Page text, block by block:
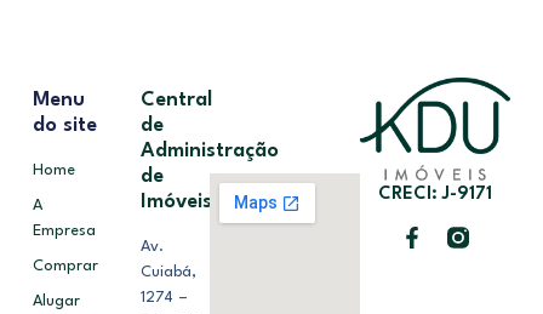
CRECI: J-9171
Menu
do site
Home
A
Empresa
Comprar
Alugar
Central
de
Administração
de
Imóveis
Av.
Cuiabá,
1274 –